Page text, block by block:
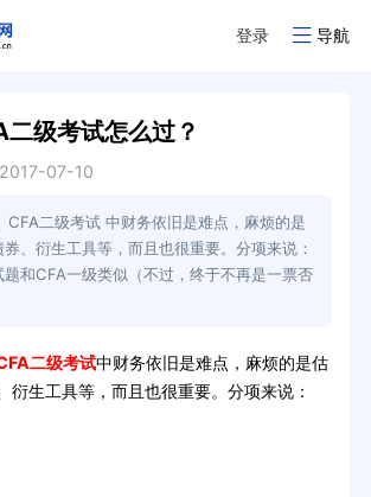
登录 导航
级考试怎么过？
2017-07-10
CFA二级考试 中财务依旧是难点，麻烦的是
、衍生工具等，而且也很重要。分项来说：
题和CFA一级类似（不过，终于不再是一票否
二级考试中财务依旧是难点，麻烦的是估
衍生工具等，而且也很重要。分项来说：